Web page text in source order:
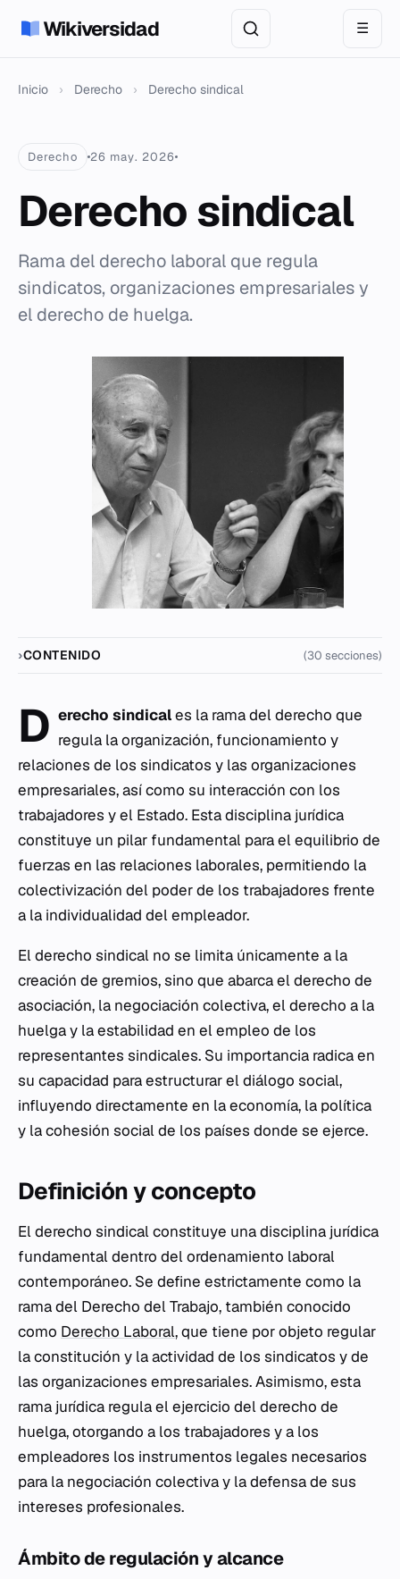
Wikiversidad ☰
Inicio › Derecho › Derecho sindical
Derecho 26 may. 2026
Derecho sindical
Rama del derecho laboral que regula
sindicatos, organizaciones empresariales y
el derecho de huelga.
CONTENIDO (30 secciones)
D erecho sindicales la rama del derecho que
regula la organización, funcionamiento y
relaciones de los sindicatos y las organizaciones
empresariales, así como su interacción con los
trabajadores y el Estado. Esta disciplina jurídica
constituye un pilar fundamental para el equilibrio de
fuerzas en las relaciones laborales, permitiendo la
colectivización del poder de los trabajadores frente
a la individualidad del empleador.
El derecho sindical no se limita únicamente a la
creación de gremios, sino que abarca el derecho de
asociación, la negociación colectiva, el derecho a la
huelga y la estabilidad en el empleo de los
representantes sindicales. Su importancia radica en
su capacidad para estructurar el diálogo social,
influyendo directamente en la economía, la política
y la cohesión social de los países donde se ejerce.
Definición y concepto
El derecho sindical constituye una disciplina jurídica
fundamental dentro del ordenamiento laboral
contemporáneo. Se define estrictamente como la
rama del Derecho del Trabajo, también conocido
como Derecho Laboral, que tiene por objeto regular
la constitución y la actividad de los sindicatos y de
las organizaciones empresariales. Asimismo, esta
rama jurídica regula el ejercicio del derecho de
huelga, otorgando a los trabajadores y a los
empleadores los instrumentos legales necesarios
para la negociación colectiva y la defensa de sus
intereses profesionales.
Ámbito de regulación y alcance